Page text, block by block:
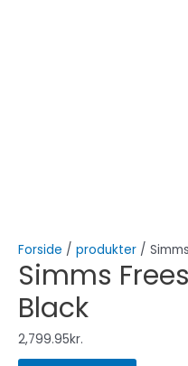
Forside / produkter /
Simms
Black
2,799.95kr.